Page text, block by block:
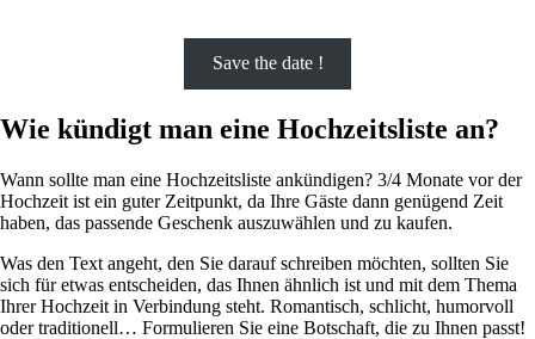
Save the date !
Wie kündigt man eine Hochzeitsliste an?
Wann sollte man eine Hochzeitsliste ankündigen? 3/4 Monate vor der
Hochzeit ist ein guter Zeitpunkt, da Ihre Gäste dann genügend Zeit
haben, das passende Geschenk auszuwählen und zu kaufen.
Was den Text angeht, den Sie darauf schreiben möchten, sollten Sie
sich für etwas entscheiden, das Ihnen ähnlich ist und mit dem Thema
Ihrer Hochzeit in Verbindung steht. Romantisch, schlicht, humorvoll
oder traditionell… Formulieren Sie eine Botschaft, die zu Ihnen passt!